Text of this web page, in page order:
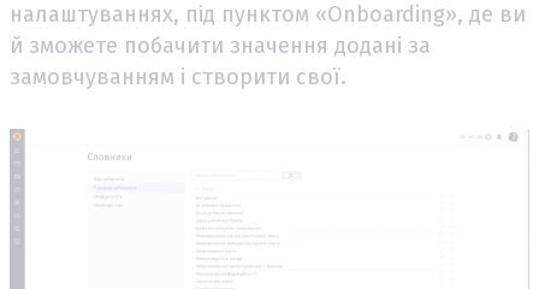
налаштуваннях, під пунктом «Onboarding», де ви
й зможете побачити значення додані за
замовчуванням і створити свої.